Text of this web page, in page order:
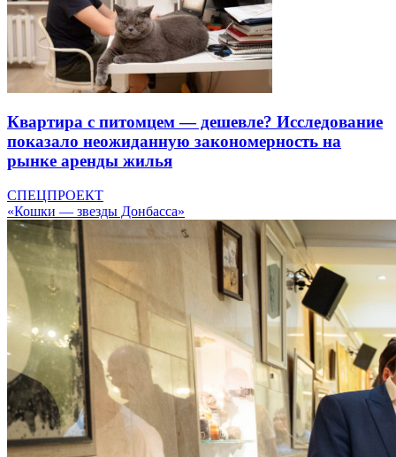
Квартира с питомцем — дешевле? Исследование
показало неожиданную закономерность на
рынке аренды жилья
СПЕЦПРОЕКТ
«Кошки — звезды Донбасса»